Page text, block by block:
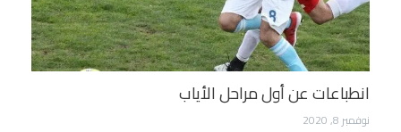
انطباعات عن أول مراحل الأياب
نوفمبر 8, 2020